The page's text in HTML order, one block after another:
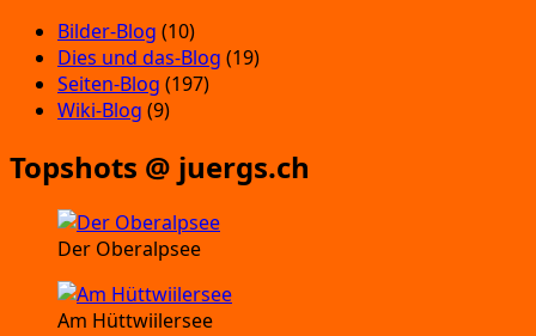
Bilder-Blog (10)
Dies und das-Blog (19)
Seiten-Blog (197)
Wiki-Blog (9)
Topshots @ juergs.ch
Der Oberalpsee
Am Hüttwiilersee